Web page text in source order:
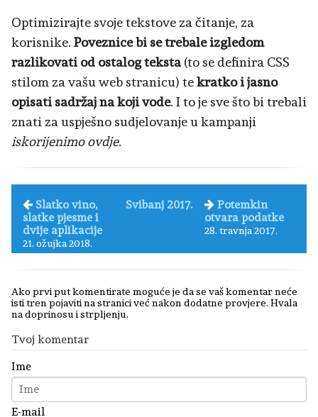
Optimizirajte svoje tekstove za čitanje, za
korisnike. Poveznice bi se trebale izgledom
razlikovati od ostalog teksta(to se definira CSS
stilom za vašu web stranicu) tekratko i jasno
opisati sadržaj na koji vode. I to je sve što bi trebali
znati za uspješno sudjelovanje u kampanji
iskorijenimo ovdje.
Slatko vino,
slatke pjesme i
dvije aplikacije
21. ožujka 2018.
Svibanj 2017.
Potemkin
otvara podatke
28. travnja 2017.
Ako prvi put komentirate moguće je da se vaš komentar neće
isti tren pojaviti na stranici već nakon dodatne provjere. Hvala
na doprinosu i strpljenju.
Tvoj komentar
Ime
E-mail